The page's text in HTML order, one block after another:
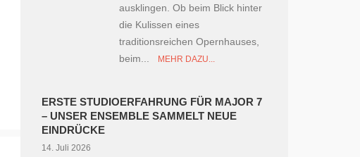
ausklingen. Ob beim Blick hinter
die Kulissen eines
traditionsreichen Opernhauses,
beim...
MEHR DAZU...
ERSTE STUDIOERFAHRUNG FÜR MAJOR 7
– UNSER ENSEMBLE SAMMELT NEUE
EINDRÜCKE
14. Juli 2026